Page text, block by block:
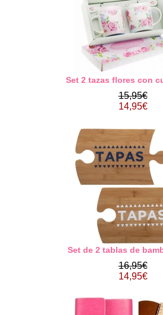
Set 2 tazas flores con
15,95€
14,95€
Set de 2 tablas de
16,95€
14,95€